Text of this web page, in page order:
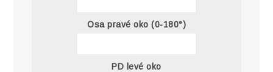
Osa pravé oko (0-180°)
PD levé oko